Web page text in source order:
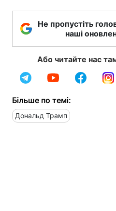
Не пропустіть
наші
Або читайте нас
Більше по темі:
Дональд Трамп